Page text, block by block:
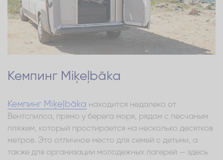
Кемпинг Miķeļbāka
Кемпинг Miķeļbāka находится недалеко от
Вентспилса, прямо у берега моря, рядом с песчаным
пляжем, который простирается на несколько десятков
метров. Это отличное место для семей с детьми, а
также для организации молодежных лагерей — здесь